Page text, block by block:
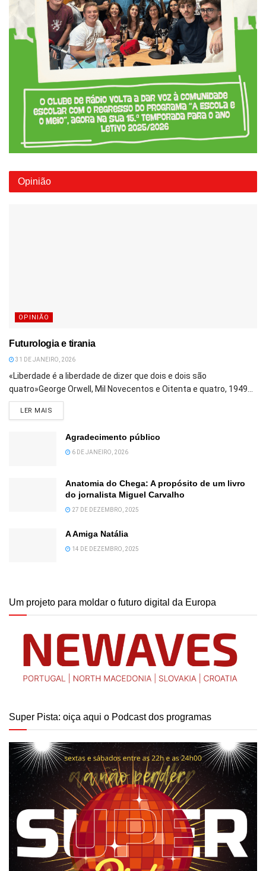
Opinião
OPINIÃO
Futurologia e tirania
31 DE JANEIRO, 2026
«Liberdade é a liberdade de dizer que dois e dois são
quatro»George Orwell, Mil Novecentos e Oitenta e quatro, 1949...
LER MAIS
Agradecimento público
6 DE JANEIRO, 2026
Anatomia do Chega: A propósito de um livro
do jornalista Miguel Carvalho
27 DE DEZEMBRO, 2025
A Amiga Natália
14 DE DEZEMBRO, 2025
Um projeto para moldar o futuro digital da Europa
Super Pista: oiça aqui o Podcast dos programas